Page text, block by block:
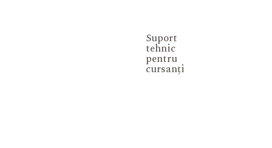
Suport
tehnic
pentru
cursanți